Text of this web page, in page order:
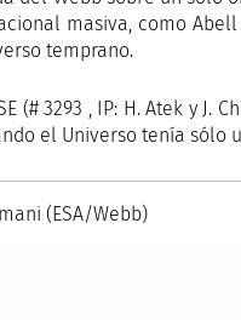
masiva, como
temprano.
(# 3293 , IP: H. Atek y J.
el Universo tenía sólo
(ESA/Webb)